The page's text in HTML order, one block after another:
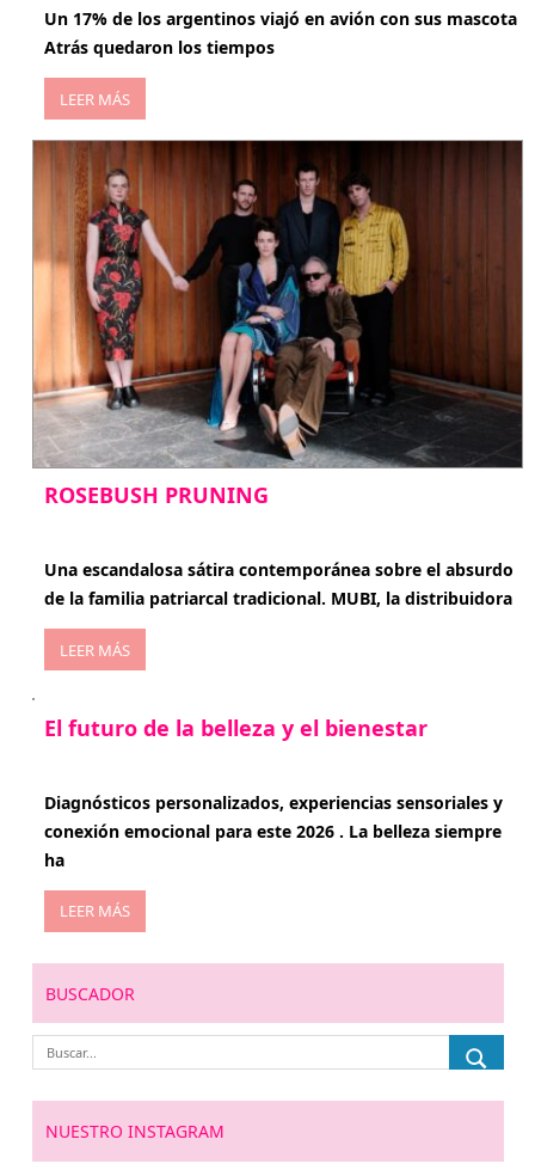
Un 17% de los argentinos viajó en avión con sus mascota
Atrás quedaron los tiempos
LEER MÁS
ROSEBUSH PRUNING
Una escandalosa sátira contemporánea sobre el absurdo
de la familia patriarcal tradicional. MUBI, la distribuidora
LEER MÁS
El futuro de la belleza y el bienestar
Diagnósticos personalizados, experiencias sensoriales y
conexión emocional para este 2026 . La belleza siempre
ha
LEER MÁS
BUSCADOR
NUESTRO INSTAGRAM